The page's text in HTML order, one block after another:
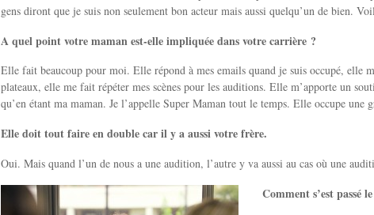
gens diront que je suis non seulement bon acteur mais aussi quelqu’un de bien.
A quel point votre maman est-elle impliquée dans votre carrière ?
Elle fait beaucoup pour moi. Elle répond à mes emails quand je suis occupé, elle
plateaux, elle me fait répéter mes scènes pour les auditions. Elle m’apporte un
qu’en étant ma maman. Je l’appelle Super Maman tout le temps. Elle occupe une
Elle doit tout faire en double car il y a aussi votre frère.
Oui. Mais quand l’un de nous a une audition, l’autre y va aussi au cas où une
Comment s’est passé